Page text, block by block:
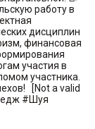
работу в
дисциплин
финансовая
участия в
участника.
[Not a valid
#Шуя